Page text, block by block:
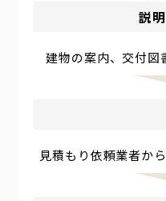
説
建物の案内、交付図
見積もり依頼業者か